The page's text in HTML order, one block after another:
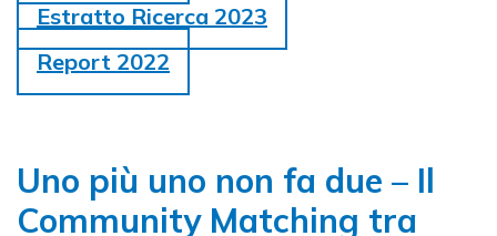
Estratto Ricerca 2023
Report 2022
Uno più uno non fa due – Il
Community Matching tra